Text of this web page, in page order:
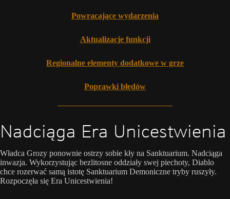
Powracające wydarzenia
Aktualizacje funkcji
Regionalne elementy dodatkowe w grze
Poprawki błędów
Nadciąga Era Unicestwienia
Władca Grozy ponownie ostrzy sobie kły na Sanktuarium. Nadciąga
inwazja. Wykorzystując bezlitosne oddziały swej piechoty, Diablo
chce rozerwać samą istotę Sanktuarium Demoniczne tryby ruszyły.
Rozpoczęła się Era Unicestwienia!